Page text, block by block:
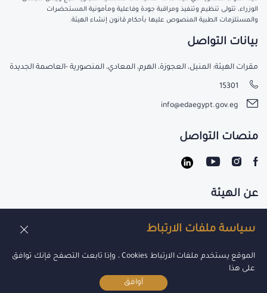
سياسة ملفات الارتباط
الموقع يستخدم ملفات الارتباط Cookies ، وإذا تابعت التصفح فإنك توافق
على هذا
أوافق
الوزراء، تتولى تنظيم وتنفيذ ومراقبة جودة وفاعلية ومأمونية المستحضرات
والمستلزمات الطبية المنصوص عليها بأحكام قانون إنشاء الهيئة.
عن الهيئة
بيانات التواصل
مقرات الهيئة: المنيل، العجوزة، الهرم، المعادي، المنصورية -العاصمة الجديدة
15301
info@edaegypt.gov.eg
منصات التواصل
جميع الحقوق محفوظة لدي هيئة الدواء 2021